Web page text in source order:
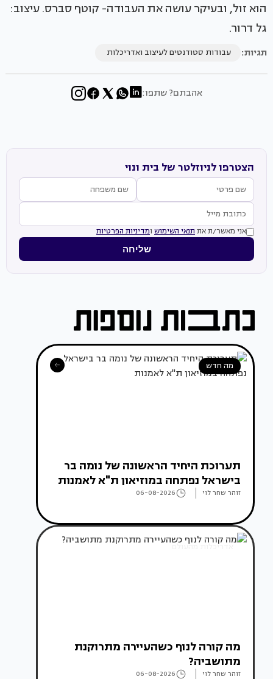
הוא זול, ובעיקר עושה את העבודה- קוטף סברס. עיצוב:
גל דרור.
תגיות: עבודות סטודנטים לעיצוב ואדריכלות
אהבתם? שתפו:
הצטרפו לניוזלטר של בית ונוי
אני מאשר/ת את תנאי השימוש ומדיניות הפרטיות
שליחה
מה חדש
תערוכת היחיד הראשונה של נומה בר
בישראל נפתחה במוזיאון ת"א לאמנות
זוהר שחר לוי 06-08-2026
אדריכלות מהעולם
מה קורה לנוף כשהעיירה מתרוקנת
מתושביה?
זוהר שחר לוי 06-08-2026